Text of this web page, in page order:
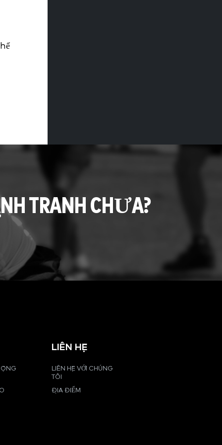
TRANH CHƯA?
LIÊN HỆ
LIÊN HỆ VỚI CHÚNG
TÔI
ĐỊA ĐIỂM